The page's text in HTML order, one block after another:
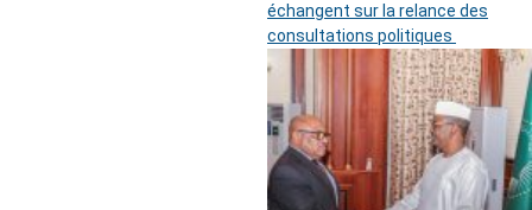
échangent sur la relance des
consultations politiques